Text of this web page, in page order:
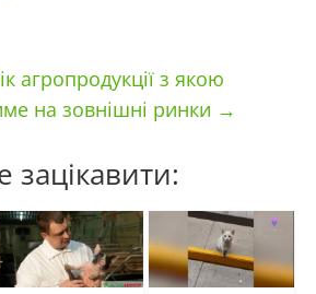
агропродукції з якою
на зовнішні ринки →
зацікавити: